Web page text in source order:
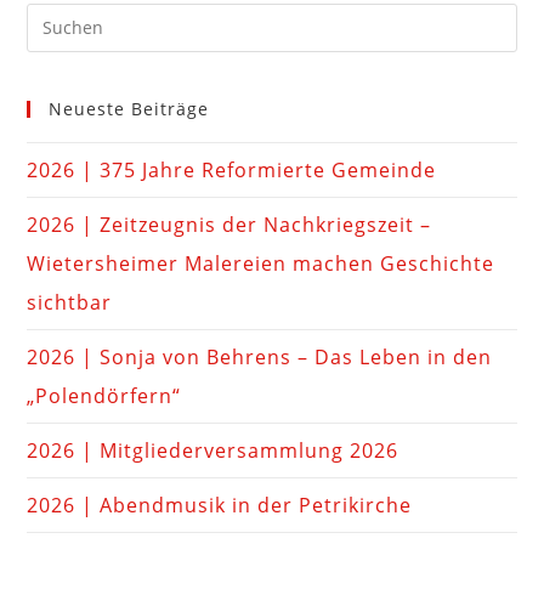
Neueste Beiträge
2026 | 375 Jahre Reformierte Gemeinde
2026 | Zeitzeugnis der Nachkriegszeit –
Wietersheimer Malereien machen Geschichte
sichtbar
2026 | Sonja von Behrens – Das Leben in den
„Polendörfern“
2026 | Mitgliederversammlung 2026
2026 | Abendmusik in der Petrikirche